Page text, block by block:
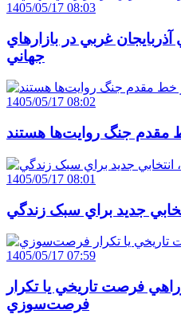
1405/05/17 08:03
غربي در بازارهاي
جهاني
1405/05/17 08:02
مقدم جنگ روايت‌ها هستند
1405/05/17 08:01
جديد براي سبک زندگي
1405/05/17 07:59
فرصت تاريخي يا تکرار
فرصت‌سوزي